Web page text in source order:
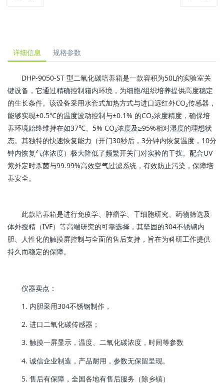
详细信息 规格参数
DHP-9050-ST 型二氧化碳培养箱是一款容积为50L的实验室关
键设备，它通过精确控制箱内环境，为细胞/组织培养提供高度稳定
的生长条件。该设备采用水套式加热方式与进口远红外CO₂传感器，
能够实现±0.5℃的温度波动控制与±0.1% 的CO₂浓度精度，确保培
养环境始终维持在如37℃、5% CO₂浓度及≥95%相对湿度的理想状
态。其独特的快速恢复能力（开门30秒后，3分钟内恢复温度，10分
钟内恢复气体浓度）极大降低了频繁开关门对实验的干扰。配合UV
紫外定时杀菌与99.99%高效空气过滤系统，有效防止污染，保障培
养安全。
此款培养箱是进行免疫学、肿瘤学、干细胞研究、药物筛选及
体外授精（IVF）等高端研究的可靠选择，其坚固的304不锈钢内
胆、人性化的触摸屏控制与全面的售后支持，旨在为科研工作提供
持久而稳定的保障。
仪器卖点：
1. 内胆采用304不锈钢制作，
2. 进口二氧化碳传感器；
3. 触摸一屏显示，温度、二氧化碳浓度，时间等参数
4. 诚信企业制造，产品耐用，参数无保留呈现。
5. 售后有保障，全国各地有售后服务（除乡镇）